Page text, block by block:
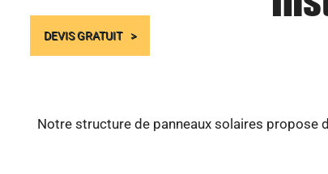
DEVIS GRATUIT
Notre structure de panneaux solaires propose